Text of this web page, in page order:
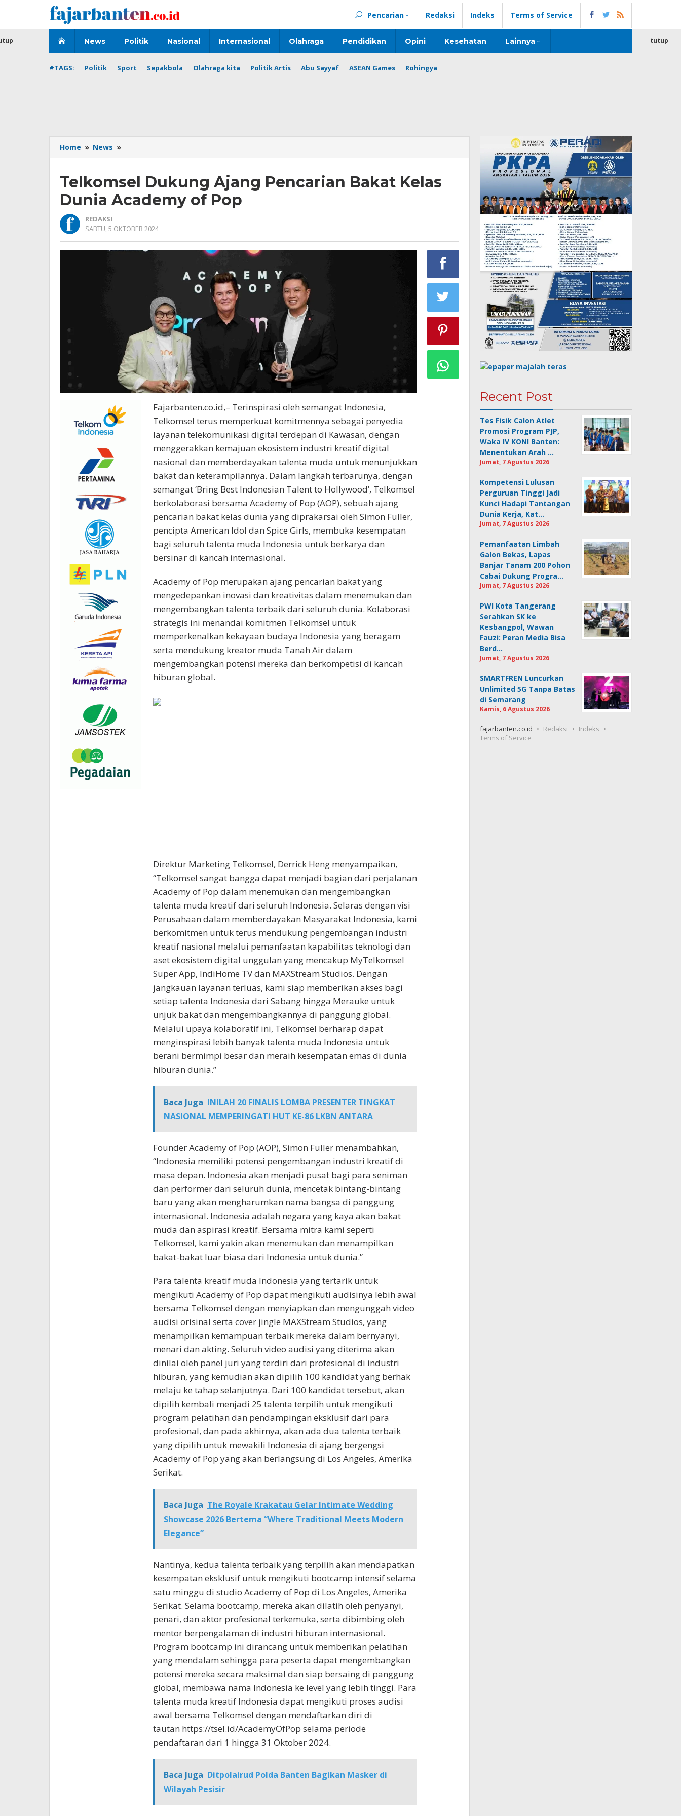
Pencarian Redaksi Indeks Terms of Service
News Politik Nasional Internasional Olahraga Pendidikan Opini Kesehatan Lainnya
#TAGS: Politik Sport Sepakbola Olahraga kita Politik Artis Abu Sayyaf ASEAN Games Rohingya
tutup
Home » News »
Dukung
Pencarian
Bakat
Kelas
of
Pop
Telkomsel Dukung Ajang Pencarian Bakat Kelas
Dunia Academy of Pop
REDAKSI
SABTU, 5 OKTOBER 2024
Fajarbanten.co.id,– Terinspirasi oleh semangat Indonesia,
Telkomsel terus memperkuat komitmennya sebagai penyedia
layanan telekomunikasi digital terdepan di Kawasan, dengan
menggerakkan kemajuan ekosistem industri kreatif digital
nasional dan memberdayakan talenta muda untuk menunjukkan
bakat dan keterampilannya. Dalam langkah terbarunya, dengan
semangat ‘Bring Best Indonesian Talent to Hollywood’, Telkomsel
berkolaborasi bersama Academy of Pop (AOP), sebuah ajang
pencarian bakat kelas dunia yang diprakarsai oleh Simon Fuller,
pencipta American Idol dan Spice Girls, membuka kesempatan
bagi seluruh talenta muda Indonesia untuk berkarya dan
bersinar di kancah internasional.
Academy of Pop merupakan ajang pencarian bakat yang
mengedepankan inovasi dan kreativitas dalam menemukan dan
mengembangkan talenta terbaik dari seluruh dunia. Kolaborasi
strategis ini menandai komitmen Telkomsel untuk
memperkenalkan kekayaan budaya Indonesia yang beragam
serta mendukung kreator muda Tanah Air dalam
mengembangkan potensi mereka dan berkompetisi di kancah
hiburan global.
Direktur Marketing Telkomsel, Derrick Heng menyampaikan,
“Telkomsel sangat bangga dapat menjadi bagian dari perjalanan
Academy of Pop dalam menemukan dan mengembangkan
talenta muda kreatif dari seluruh Indonesia. Selaras dengan visi
Perusahaan dalam memberdayakan Masyarakat Indonesia, kami
berkomitmen untuk terus mendukung pengembangan industri
kreatif nasional melalui pemanfaatan kapabilitas teknologi dan
aset ekosistem digital unggulan yang mencakup MyTelkomsel
Super App, IndiHome TV dan MAXStream Studios. Dengan
jangkauan layanan terluas, kami siap memberikan akses bagi
setiap talenta Indonesia dari Sabang hingga Merauke untuk
unjuk bakat dan mengembangkannya di panggung global.
Melalui upaya kolaboratif ini, Telkomsel berharap dapat
menginspirasi lebih banyak talenta muda Indonesia untuk
berani bermimpi besar dan meraih kesempatan emas di dunia
hiburan dunia.”
Baca Juga INILAH 20 FINALIS LOMBA PRESENTER TINGKAT
NASIONAL MEMPERINGATI HUT KE-86 LKBN ANTARA
Founder Academy of Pop (AOP), Simon Fuller menambahkan,
“Indonesia memiliki potensi pengembangan industri kreatif di
masa depan. Indonesia akan menjadi pusat bagi para seniman
dan performer dari seluruh dunia, mencetak bintang-bintang
baru yang akan mengharumkan nama bangsa di panggung
internasional. Indonesia adalah negara yang kaya akan bakat
muda dan aspirasi kreatif. Bersama mitra kami seperti
Telkomsel, kami yakin akan menemukan dan menampilkan
bakat-bakat luar biasa dari Indonesia untuk dunia.”
Para talenta kreatif muda Indonesia yang tertarik untuk
mengikuti Academy of Pop dapat mengikuti audisinya lebih awal
bersama Telkomsel dengan menyiapkan dan mengunggah video
audisi orisinal serta cover jingle MAXStream Studios, yang
menampilkan kemampuan terbaik mereka dalam bernyanyi,
menari dan akting. Seluruh video audisi yang diterima akan
dinilai oleh panel juri yang terdiri dari profesional di industri
hiburan, yang kemudian akan dipilih 100 kandidat yang berhak
melaju ke tahap selanjutnya. Dari 100 kandidat tersebut, akan
dipilih kembali menjadi 25 talenta terpilih untuk mengikuti
program pelatihan dan pendampingan eksklusif dari para
profesional, dan pada akhirnya, akan ada dua talenta terbaik
yang dipilih untuk mewakili Indonesia di ajang bergengsi
Academy of Pop yang akan berlangsung di Los Angeles, Amerika
Serikat.
Baca Juga The Royale Krakatau Gelar Intimate Wedding
Showcase 2026 Bertema “Where Traditional Meets Modern
Elegance”
Nantinya, kedua talenta terbaik yang terpilih akan mendapatkan
kesempatan eksklusif untuk mengikuti bootcamp intensif selama
satu minggu di studio Academy of Pop di Los Angeles, Amerika
Serikat. Selama bootcamp, mereka akan dilatih oleh penyanyi,
penari, dan aktor profesional terkemuka, serta dibimbing oleh
mentor berpengalaman di industri hiburan internasional.
Program bootcamp ini dirancang untuk memberikan pelatihan
yang mendalam sehingga para peserta dapat mengembangkan
potensi mereka secara maksimal dan siap bersaing di panggung
global, membawa nama Indonesia ke level yang lebih tinggi. Para
talenta muda kreatif Indonesia dapat mengikuti proses audisi
awal bersama Telkomsel dengan mendaftarkan diri di
tautan https://tsel.id/AcademyOfPop selama periode
pendaftaran dari 1 hingga 31 Oktober 2024.
Baca Juga Ditpolairud Polda Banten Bagikan Masker di
Wilayah Pesisir
Recent Post
Tes Fisik Calon Atlet
Promosi Program PJP,
Waka IV KONI Banten:
Menentukan Arah …
Jumat, 7 Agustus 2026
Kompetensi Lulusan
Perguruan Tinggi Jadi
Kunci Hadapi Tantangan
Dunia Kerja, Kat…
Jumat, 7 Agustus 2026
Pemanfaatan Limbah
Galon Bekas, Lapas
Banjar Tanam 200 Pohon
Cabai Dukung Progra…
Jumat, 7 Agustus 2026
PWI Kota Tangerang
Serahkan SK ke
Kesbangpol, Wawan
Fauzi: Peran Media Bisa
Berd…
Jumat, 7 Agustus 2026
SMARTFREN Luncurkan
Unlimited 5G Tanpa Batas
di Semarang
Kamis, 6 Agustus 2026
fajarbanten.co.id Redaksi
Indeks
Terms of Service